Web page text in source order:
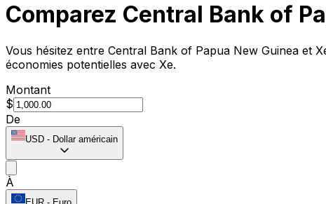
Comparez Central Bank of
Vous hésitez entre Central Bank of Papua New Guinea et
économies potentielles avec Xe.
Montant
$
De
USD - Dollar américain
À